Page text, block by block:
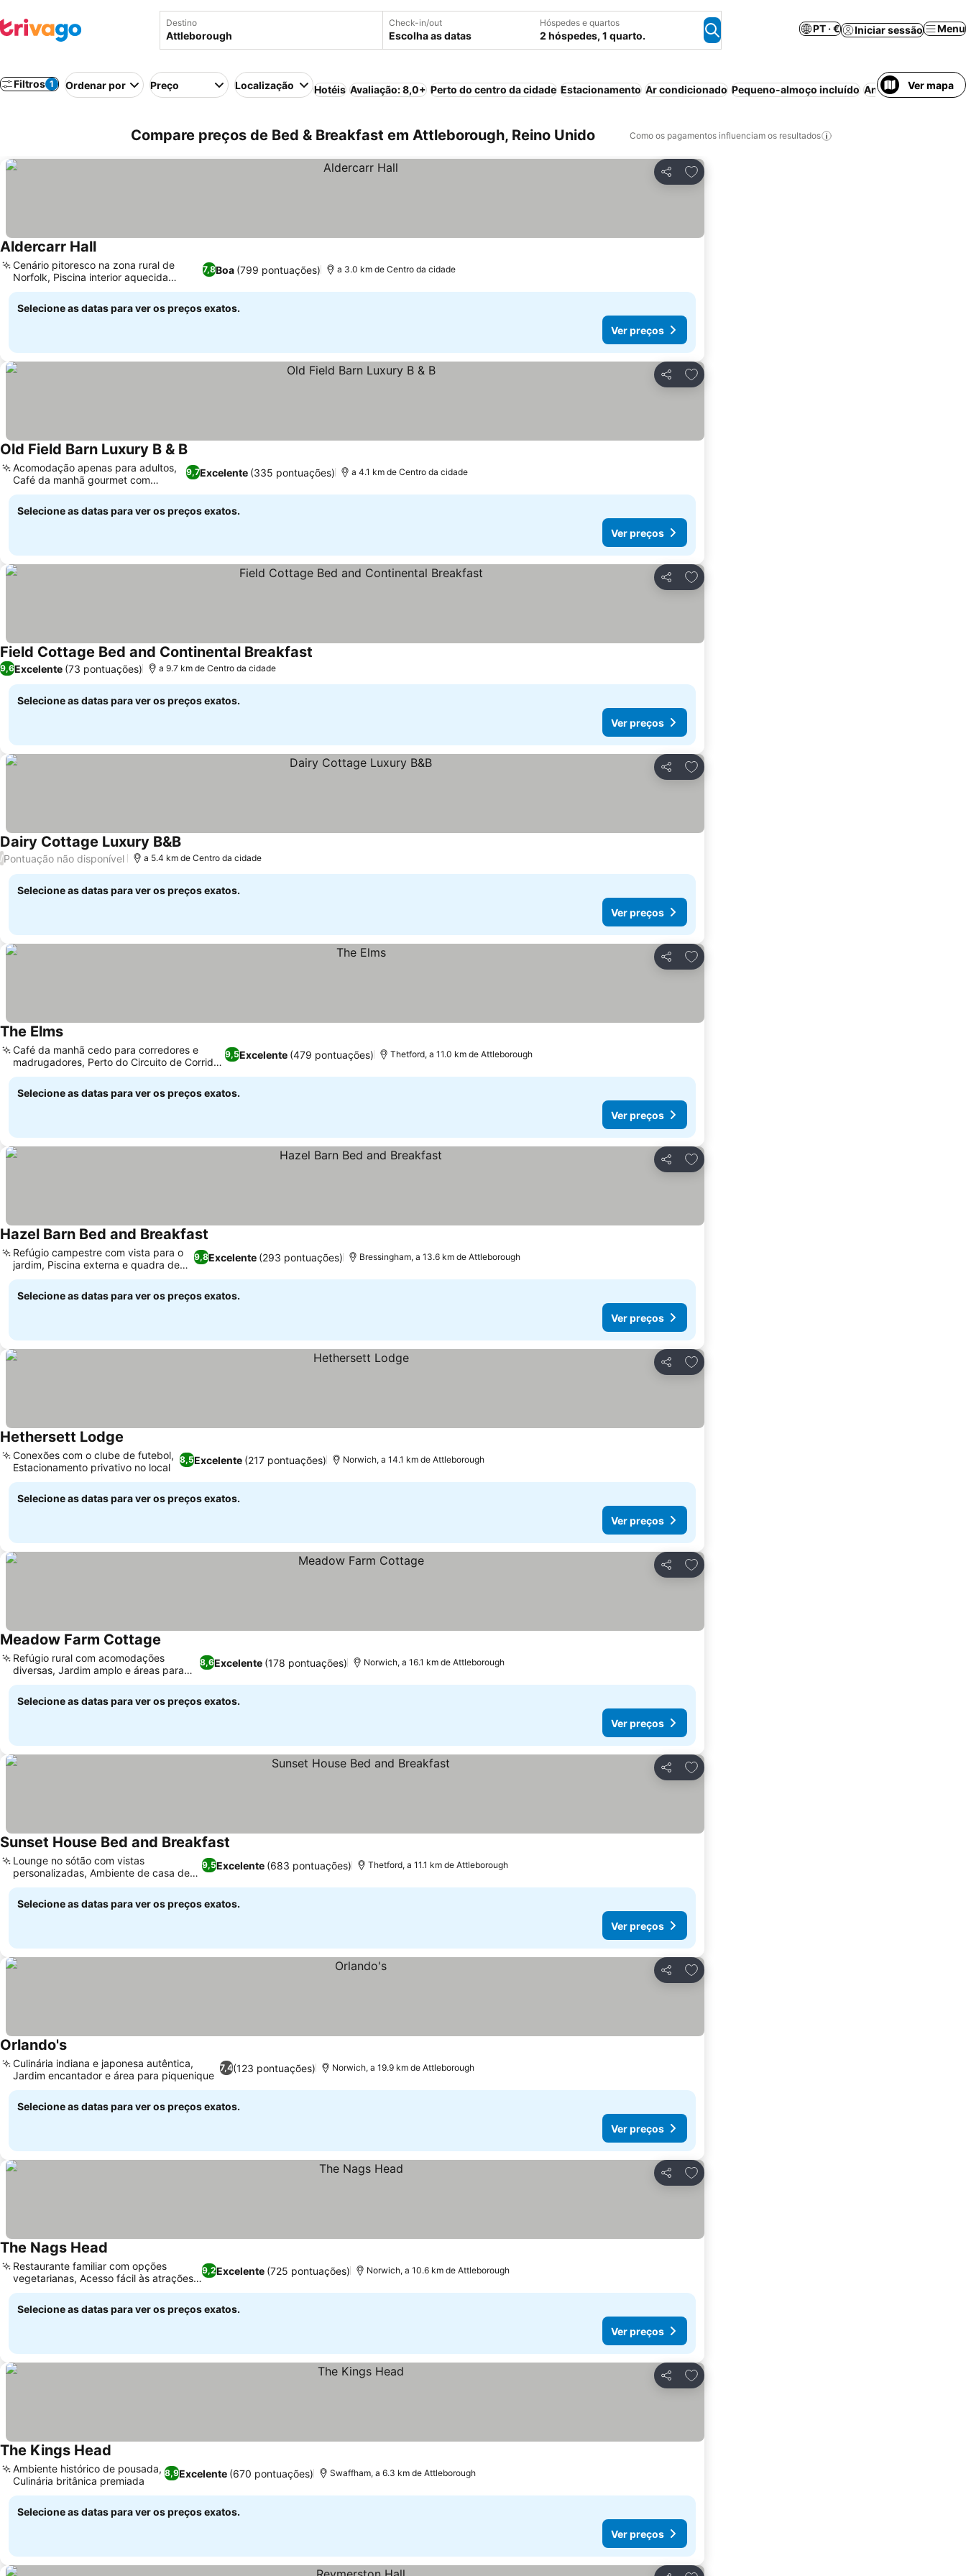
Destino Check-in/out
Escolha as datas
Hóspedes e quartos
2 hóspedes, 1 quarto.
PT · € Iniciar sessão Menu
Filtros 1 Ordenar por Preço Localização Hotéis Avaliação: 8,0+ Perto do centro da cidade Estacionamento Ar condicionado Pequeno-almoço incluído Animais permitidos
Ver mapa
Compare preços de Bed & Breakfast em Attleborough, Reino Unido Como os pagamentos influenciam os resultados
Partilhar
Adicionar aos favoritos
Aldercarr HallVer preços
7,8Boa (799 pontuações)
Cenário pitoresco na zona rural de
Norfolk, Piscina interior aquecida
privada
a 3.0 km de Centro da cidade
Selecione as datas para ver os preços exatos.
Ver preços
Partilhar
Adicionar aos favoritos
Old Field Barn Luxury B & BVer preços
9,7Excelente (335 pontuações)
Acomodação apenas para adultos,
Café da manhã gourmet com
opções
a 4.1 km de Centro da cidade
Selecione as datas para ver os preços exatos.
Ver preços
Partilhar
Adicionar aos favoritos
Field Cottage Bed and Continental Breakfast
9,6Excelente (73 pontuações) a 9.7 km de Centro da cidade
Selecione as datas para ver os preços exatos.
Ver preços
Partilhar
Adicionar aos favoritos
Dairy Cottage Luxury B&BVer preços
/Pontuação não disponível a 5.4 km de Centro da cidade
Selecione as datas para ver os preços exatos.
Ver preços
Partilhar
Adicionar aos favoritos
The ElmsVer preços
9,5Excelente (479 pontuações)
Café da manhã cedo para corredores e
madrugadores, Perto do Circuito de Corridas
de Snetterton
Thetford, a 11.0 km de Attleborough
Selecione as datas para ver os preços exatos.
Ver preços
Partilhar
Adicionar aos favoritos
Hazel Barn Bed and Breakfast
9,8Excelente (293 pontuações)
Refúgio campestre com vista para o
jardim, Piscina externa e quadra de
tênis
Bressingham, a 13.6 km de Attleborough
Selecione as datas para ver os preços exatos.
Ver preços
Partilhar
Adicionar aos favoritos
Hethersett Lodge
8,5Excelente (217 pontuações)
Conexões com o clube de futebol,
Estacionamento privativo no local
Norwich, a 14.1 km de Attleborough
Selecione as datas para ver os preços exatos.
Ver preços
Partilhar
Adicionar aos favoritos
Meadow Farm Cottage
8,6Excelente (178 pontuações)
Refúgio rural com acomodações
diversas, Jardim amplo e áreas para
piquenique
Norwich, a 16.1 km de Attleborough
Selecione as datas para ver os preços exatos.
Ver preços
Partilhar
Adicionar aos favoritos
Sunset House Bed and Breakfast
9,5Excelente (683 pontuações)
Lounge no sótão com vistas
personalizadas, Ambiente de casa de
design moderno
Thetford, a 11.1 km de Attleborough
Selecione as datas para ver os preços exatos.
Ver preços
Partilhar
Adicionar aos favoritos
Orlando'sVer preços
7,4(123 pontuações)
Culinária indiana e japonesa autêntica,
Jardim encantador e área para piquenique
Norwich, a 19.9 km de Attleborough
Selecione as datas para ver os preços exatos.
Ver preços
Partilhar
Adicionar aos favoritos
The Nags Head
9,2Excelente (725 pontuações)
Restaurante familiar com opções
vegetarianas, Acesso fácil às atrações
de Norfolk
Norwich, a 10.6 km de Attleborough
Selecione as datas para ver os preços exatos.
Ver preços
Partilhar
Adicionar aos favoritos
The Kings Head
8,9Excelente (670 pontuações)
Ambiente histórico de pousada,
Culinária britânica premiada
Swaffham, a 6.3 km de Attleborough
Selecione as datas para ver os preços exatos.
Ver preços